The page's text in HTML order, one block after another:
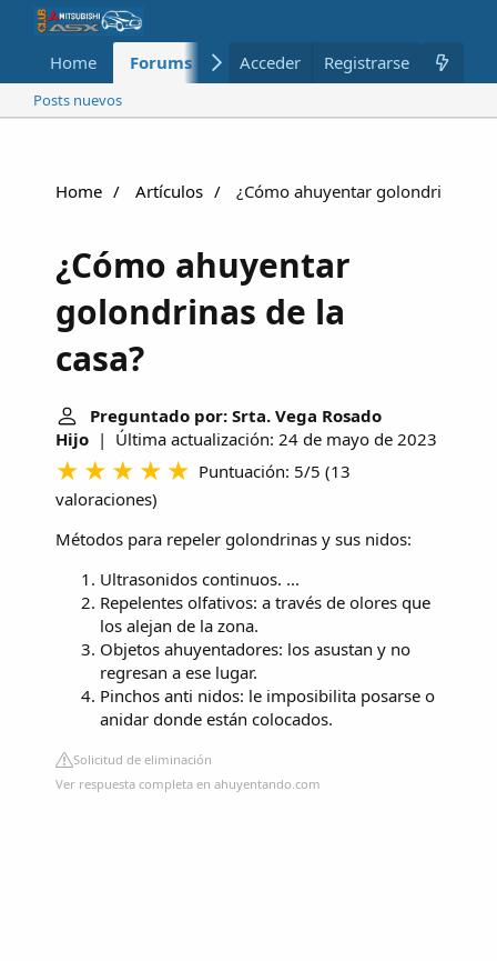
Home Forums Nuevo Miembros
Acceder Registrarse
Posts nuevos
Home Artículos ¿Cómo ahuyentar golondrinas de
¿Cómo ahuyentar
golondrinas de la
casa?
Preguntado por: Srta. Vega Rosado
Hijo | Última actualización: 24 de mayo de 2023
Puntuación: 5/5 (13
valoraciones)
Métodos para repeler golondrinas y sus nidos:
Ultrasonidos continuos. ...
Repelentes olfativos: a través de olores que
los alejan de la zona.
Objetos ahuyentadores: los asustan y no
regresan a ese lugar.
Pinchos anti nidos: le imposibilita posarse o
anidar donde están colocados.
Solicitud de eliminación
Ver respuesta completa en ahuyentando.com